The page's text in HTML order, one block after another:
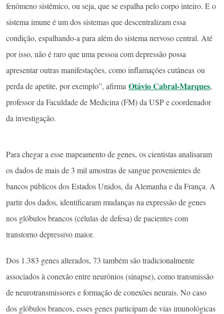
fenômeno sistêmico, ou seja, que se espalha pelo corpo inteiro. E o
sistema imune é um dos sistemas que descentralizam essa
condição, espalhando-a para além do sistema nervoso central. Até
por isso, não é raro que uma pessoa com depressão possa
apresentar outras manifestações, como inflamações cutâneas ou
perda de apetite, por exemplo”, afirma Otávio Cabral-Marques,
professor da Faculdade de Medicina (FM) da USP e coordenador
da investigação.
Para chegar a esse mapeamento de genes, os cientistas analisaram
os dados de mais de 3 mil amostras de sangue provenientes de
bancos públicos dos Estados Unidos, da Alemanha e da França. A
partir dos dados, identificaram mudanças na expressão de genes
nos glóbulos brancos (células de defesa) de pacientes com
transtorno depressivo maior.
Dos 1.383 genes alterados, 73 também são tradicionalmente
associados à conexão entre neurônios (sinapse), como transmissão
de neurotransmissores e formação de conexões neurais. No caso
dos glóbulos brancos, esses genes participam de vias imunológicas